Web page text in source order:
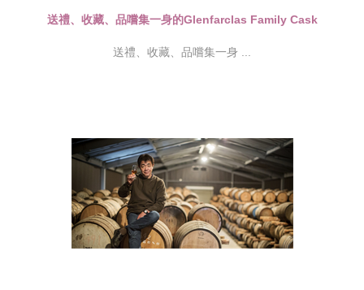
送禮、收藏、品嚐集一身的Glenfarclas Family Cask
送禮、收藏、品嚐集一身 ...